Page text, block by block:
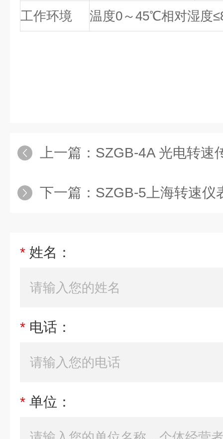
工作环境 温度0～45℃相对湿度
上一篇： SZGB-4A 光电转速
下一篇： SZGB-5上海转速仪
* 姓名：
* 电话：
* 单位：